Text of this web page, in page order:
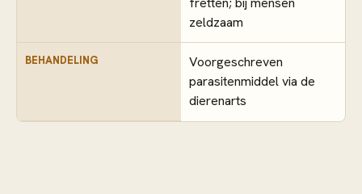
zeldzaam
BEHANDELING
Voorgeschreven
parasitenmiddel via de
dierenarts